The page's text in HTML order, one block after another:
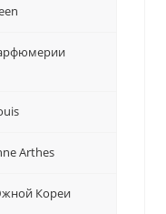
Arthes
Кореи